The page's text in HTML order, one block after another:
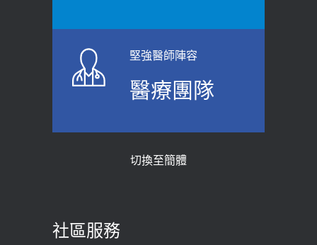
上班常待在冷氣房？小心泌尿道感染
醫示警：1病症嚴重恐喪命
2026-05-21
骨科魏志定主任接受專訪 【年代電視
質密度檢查！醫：注意5重點可逆轉
膝蓋退化有9大部位 骨科醫坦言：不
堅強醫師陣容
醫療團隊
切換至簡體
社區服務